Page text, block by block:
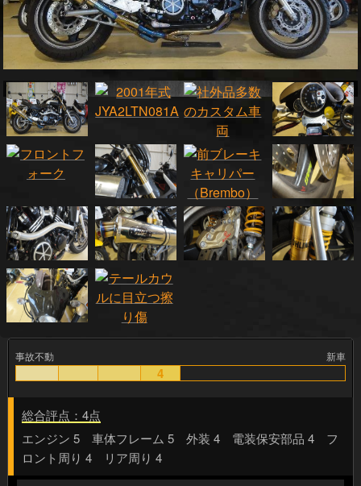
事故不動 新車
4
総合評点：4点
エンジン 5 車体フレーム 5 外装 4 電装保安部品 4 フ
ロント周り 4 リア周り 4